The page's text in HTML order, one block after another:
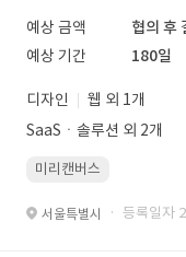
예상 금액
협의 후
예상 기간
180일
디자인
웹 외 1개
SaaSㆍ솔루션 외 2개
미리캔버스
서울특별시 · 등록일자